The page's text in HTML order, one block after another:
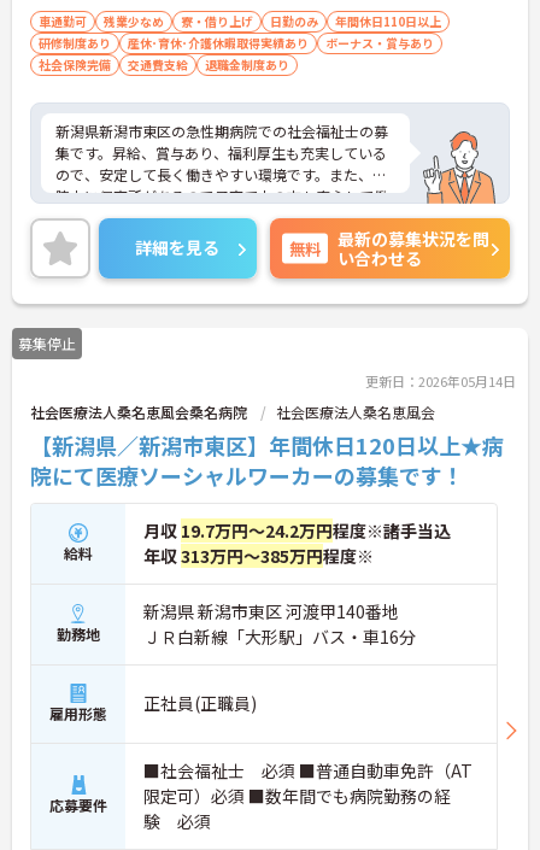
っても身体的負担が少なく、高いモチベーションを
保って業務に集中できます。
車通勤可 残業少なめ 寮・借り上げ 日勤のみ
年間休日110日以上
研修制度あり
産休･育休･介護休暇取得実績あり
ボーナス・賞与あり
社会保険完備
交通費支給 退職金制度あり
新潟県新潟市東区の急性期病院での社会福祉士の募
集です。昇給、賞与あり、福利厚生も充実している
ので、安定して長く働きやすい環境です。また、病
院内に保育所があるので子育て中の方も安心して働
けます。ご興味のある方はご面接のポイントお伝え
しますのでご気軽にお問い合わせください。
詳細を見る 無料
最新の募集状況を問
い合わせる
募集停止
更新日：2026年05月14日
社会医療法人桑名恵風会桑名病院 社会医療法人桑名恵風会
【新潟県／新潟市東区】年間休日120日以上★病
院にて医療ソーシャルワーカーの募集です！
給料
月収 19.7万円～24.2万円程度※諸手当込
年収313万円～385万円程度※
勤務地
新潟県 新潟市東区 河渡甲140番地
ＪＲ白新線「大形駅」バス・車16分
雇用形態 正社員(正職員)
応募要件
■社会福祉士 必須 ■普通自動車免許（AT
限定可）必須 ■数年間でも病院勤務の経
験 必須